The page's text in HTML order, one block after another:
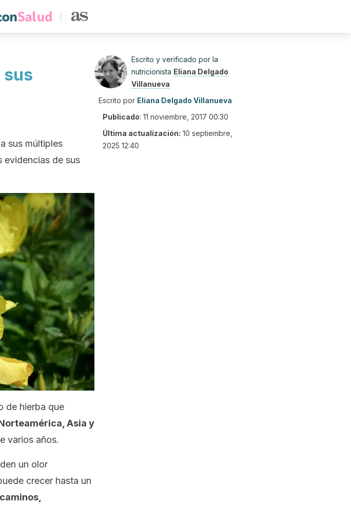
sus
sus múltiples
evidencias de sus
de hierba que
Asia y
varios años.
un olor
crecer hasta un
Escrito y verificado por la
nutricionista Eliana Delgado
Villanueva
Escrito por Eliana Delgado Villanueva
Publicado: 11 noviembre, 2017 00:30
Última actualización: 10 septiembre,
2025 12:40